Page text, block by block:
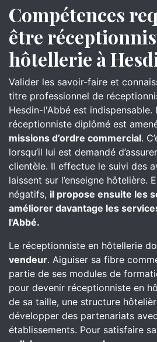
Compétences
être
hôtellerie à
Valider les savoir-faire et
titre professionnel de
Hesdin-l'Abbé est indispensable.
réceptionniste diplômé est
missions d’ordre commercial.
lorsqu’il lui est demandé
clientèle. Il effectue le suivi des
laissent sur l’enseigne hôtelière.
négatifs, il propose ensuite les
améliorer davantage les
l'Abbé.
Le réceptionniste en hôtellerie
vendeur. Aiguiser sa fibre
partie de ses modules de
pour devenir réceptionniste en
de sa taille, une structure
développer des partenariats
établissements. Pour satisfaire